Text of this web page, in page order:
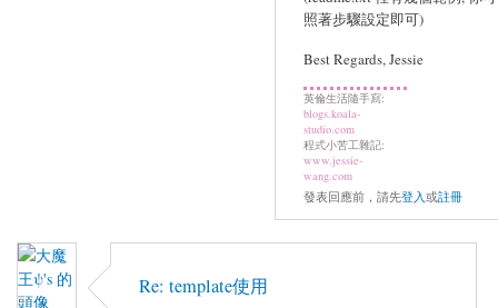
照著步驟設定即可)
Best Regards, Jessie
英倫生活隨手寫:
blogs.koala-
studio.com
程式小苦工雜記:
www.jessie-
wang.com
發表回應前，請先登入或註冊
Re: template使用